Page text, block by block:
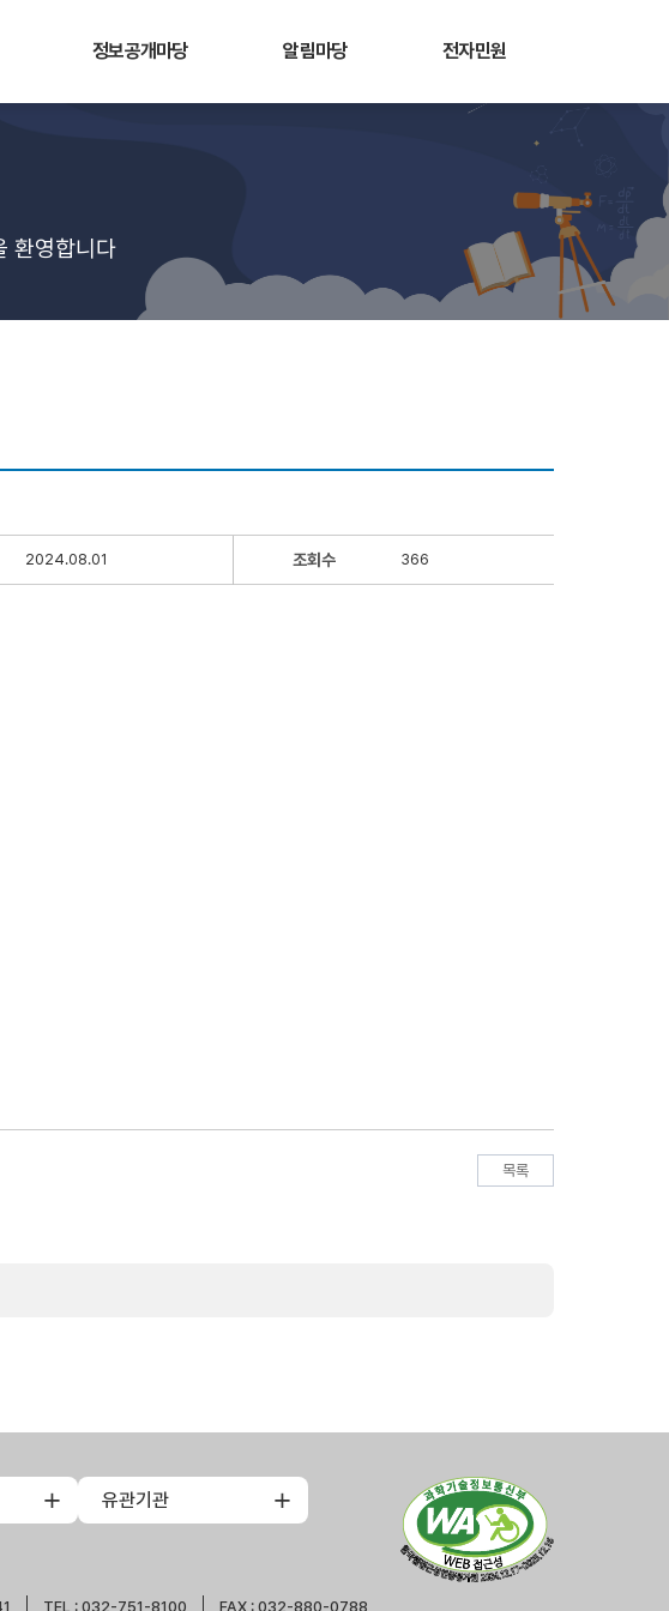
정보공개마당 알림마당 전자민원
환영합니다
2024.08.01 조회수 366
목록
유관기관
TEL : 032-751-8100 FAX : 032-880-0788